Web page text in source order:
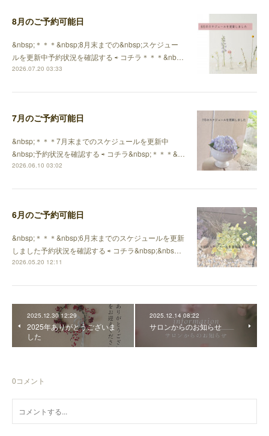
8月のご予約可能日
&nbsp;＊＊＊&nbsp;8月末までの&nbsp;スケジュー
ルを更新中予約状況を確認する ⇨ コチラ＊＊＊&nb…
2026.07.20 03:33
7月のご予約可能日
&nbsp;＊＊＊7月末までのスケジュールを更新中
&nbsp;予約状況を確認する ⇨ コチラ&nbsp;＊＊＊&…
2026.06.10 03:02
6月のご予約可能日
&nbsp;＊＊＊&nbsp;6月末までのスケジュールを更新
しました予約状況を確認する ⇨ コチラ&nbsp;&nbs…
2026.05.20 12:11
2025.12.30 12:29
2025年ありがとうございま
した
2025.12.14 08:22
サロンからのお知らせ
0コメント